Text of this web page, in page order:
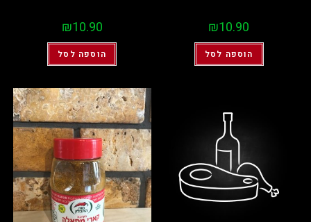
₪10.90
הוספה לסל
₪10.90
הוספה לסל